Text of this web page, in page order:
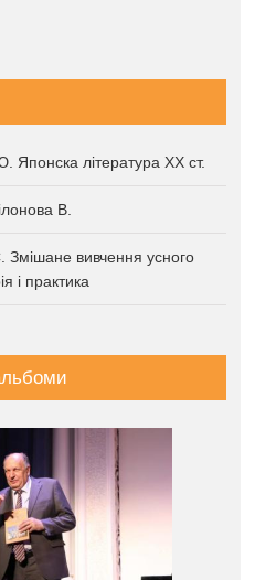
література XX ст.
В.
вивчення усного
і практика